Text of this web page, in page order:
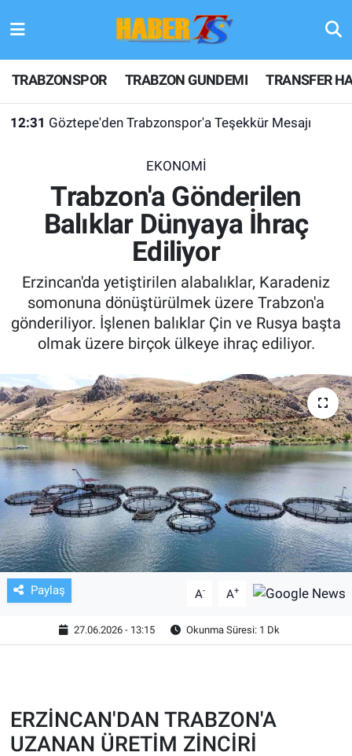
TRABZONSPOR TRABZON GUNDEMI TRANSFER
12:31 Göztepe'den Trabzonspor'a Teşekkür Mesajı
EKONOMİ
Trabzon'a Gönderilen
Balıklar Dünyaya İhraç
Ediliyor
Erzincan'da yetiştirilen alabalıklar, Karadeniz
somonuna dönüştürülmek üzere Trabzon'a
gönderiliyor. İşlenen balıklar Çin ve Rusya başta
olmak üzere birçok ülkeye ihraç ediliyor.
Paylaş A- A+
27.06.2026 - 13:15 Okunma Süresi: 1 Dk
ERZİNCAN'DAN TRABZON'A
UZANAN ÜRETİM ZİNCİRİ
TRABZONSPOR
TRABZON GUNDEMI
KULİS MEYDANI
1461 TRABZON
FUTBOL
ALT LIGLER
TV VE SİNEMA
BASKETBOL
SAĞLIK
GENEL
KÜLTÜR SANAT
ASAYİŞ
EKONOMİ
HABERDE İNSAN
Hava Durumu
Trafik Durumu
Son Dakika Haberleri